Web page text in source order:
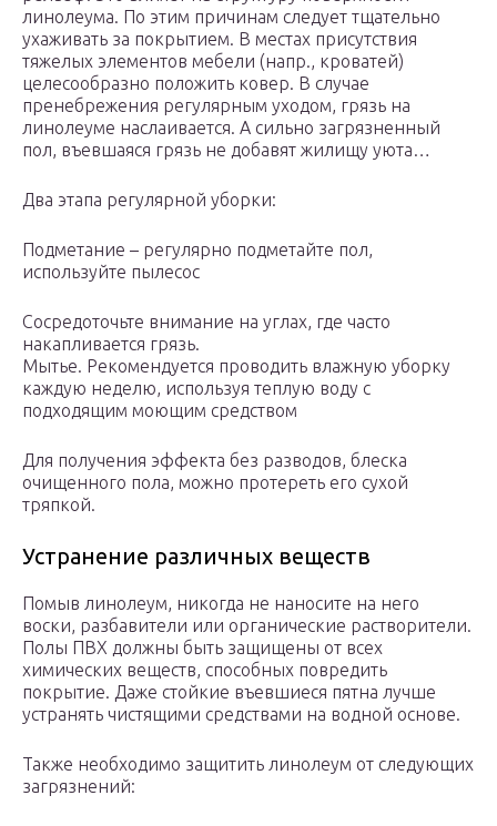
линолеума. По этим причинам следует тщательно
ухаживать за покрытием. В местах присутствия
тяжелых элементов мебели (напр., кроватей)
целесообразно положить ковер. В случае
пренебрежения регулярным уходом, грязь на
линолеуме наслаивается. А сильно загрязненный
пол, въевшаяся грязь не добавят жилищу уюта…
Два этапа регулярной уборки:
Подметание – регулярно подметайте пол,
используйте пылесос
Сосредоточьте внимание на углах, где часто
накапливается грязь.
Мытье. Рекомендуется проводить влажную уборку
каждую неделю, используя теплую воду с
подходящим моющим средством
Для получения эффекта без разводов, блеска
очищенного пола, можно протереть его сухой
тряпкой.
Устранение различных веществ
Помыв линолеум, никогда не наносите на него
воски, разбавители или органические растворители.
Полы ПВХ должны быть защищены от всех
химических веществ, способных повредить
покрытие. Даже стойкие въевшиеся пятна лучше
устранять чистящими средствами на водной основе.
Также необходимо защитить линолеум от следующих
загрязнений: